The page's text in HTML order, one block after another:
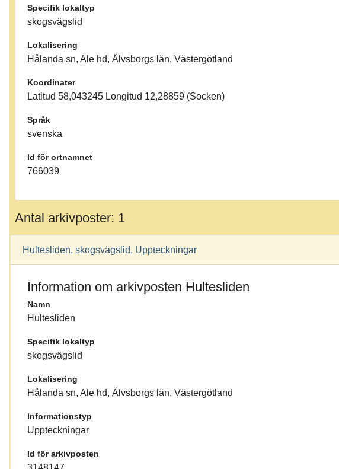
Specifik lokaltyp
skogsvägslid
Lokalisering
Hålanda sn, Ale hd, Älvsborgs län, Västergötland
Koordinater
Latitud 58,043245 Longitud 12,28859 (Socken)
Språk
svenska
Id för ortnamnet
766039
Antal arkivposter: 1
Hultesliden, skogsvägslid, Uppteckningar
Information om arkivposten Hultesliden
Namn
Hultesliden
Specifik lokaltyp
skogsvägslid
Lokalisering
Hålanda sn, Ale hd, Älvsborgs län, Västergötland
Informationstyp
Uppteckningar
Id för arkivposten